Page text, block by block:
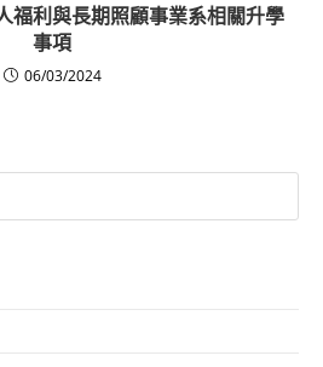
福利與長期照顧事業系相關升學
事項
06/03/2024